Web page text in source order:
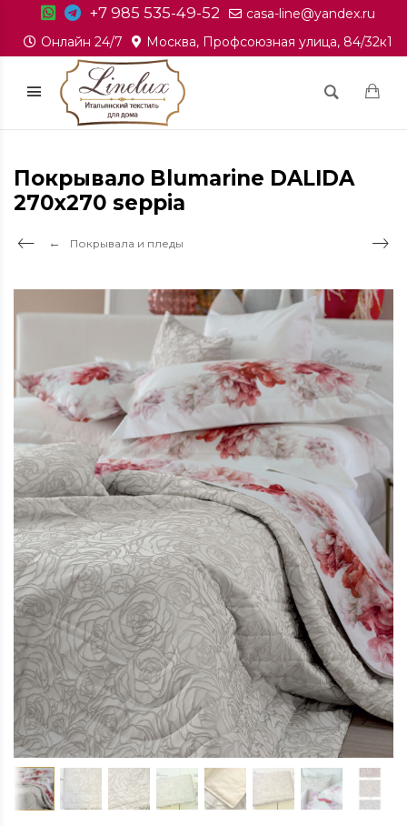
+7 985 535-49-52
casa-line@yandex.ru
Онлайн 24/7
Москва, Профсоюзная улица, 84/32к1
Покрывало Blumarine DALIDA
270х270 seppia
Покрывала и пледы